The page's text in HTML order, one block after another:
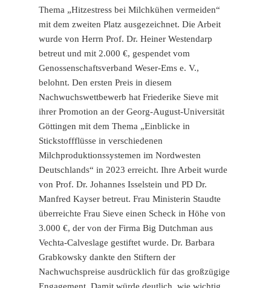
Thema „Hitzestress bei Milchkühen vermeiden“
mit dem zweiten Platz ausgezeichnet. Die Arbeit
wurde von Herrn Prof. Dr. Heiner Westendarp
betreut und mit 2.000 €, gespendet vom
Genossenschaftsverband Weser-Ems e. V.,
belohnt. Den ersten Preis in diesem
Nachwuchswettbewerb hat Friederike Sieve mit
ihrer Promotion an der Georg-August-Universität
Göttingen mit dem Thema „Einblicke in
Stickstoffflüsse in verschiedenen
Milchproduktionssystemen im Nordwesten
Deutschlands“ in 2023 erreicht. Ihre Arbeit wurde
von Prof. Dr. Johannes Isselstein und PD Dr.
Manfred Kayser betreut. Frau Ministerin Staudte
überreichte Frau Sieve einen Scheck in Höhe von
3.000 €, der von der Firma Big Dutchman aus
Vechta-Calveslage gestiftet wurde. Dr. Barbara
Grabkowsky dankte den Stiftern der
Nachwuchspreise ausdrücklich für das großzügige